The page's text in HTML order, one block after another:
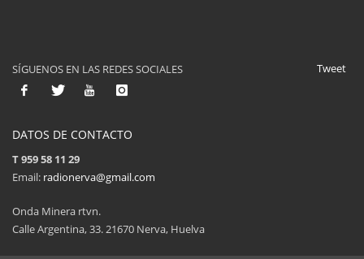
SÍGUENOS EN LAS REDES SOCIALES
T 959 58 11 29
Onda Minera rtvn.